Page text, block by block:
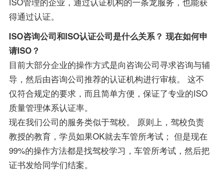
得通过认证。
ISO咨询公司和ISO认证公司是什么关系？ 现在如何申
请ISO？
目前大部分企业的操作方式是向咨询公司寻求咨询与辅
导，然后由咨询公司推荐的认证机构进行审核。 这不
仅符合规定的要求，而且简单方便，保证了专业的ISO
质量管理体系认证率。
现在我们公司的服务类似于驾校。 原则上，驾校负责
教授的教育，学员如果OK就去车管所考试； 但是现在
99%的操作方法都是找驾校学习，车管所考试，然后把
证书发给同学们结案。